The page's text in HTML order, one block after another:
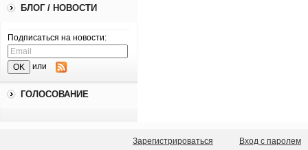
БЛОГ / НОВОСТИ
Подписаться на новости:
или
ГОЛОСОВАНИЕ
Зарегистрироваться Вход с паролем